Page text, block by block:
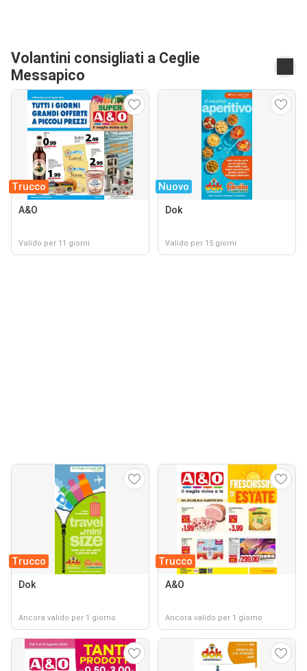
Volantini consigliati a Ceglie
Messapico
Trucco
A&O
Valido per 11 giorni
Nuovo
Dok
Valido per 15 giorni
Trucco
Dok
Ancora valido per 1 giorno
Trucco
A&O
Ancora valido per 1 giorno